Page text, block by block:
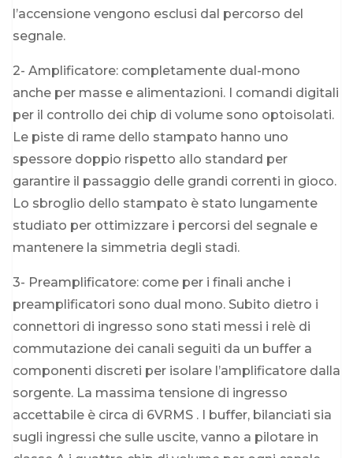
l’accensione vengono esclusi dal percorso del
segnale.
2- Amplificatore: completamente dual-mono
anche per masse e alimentazioni. I comandi digitali
per il controllo dei chip di volume sono optoisolati.
Le piste di rame dello stampato hanno uno
spessore doppio rispetto allo standard per
garantire il passaggio delle grandi correnti in gioco.
Lo sbroglio dello stampato è stato lungamente
studiato per ottimizzare i percorsi del segnale e
mantenere la simmetria degli stadi.
3- Preamplificatore: come per i finali anche i
preamplificatori sono dual mono. Subito dietro i
connettori di ingresso sono stati messi i relè di
commutazione dei canali seguiti da un buffer a
componenti discreti per isolare l’amplificatore dalla
sorgente. La massima tensione di ingresso
accettabile è circa di 6VRMS . I buffer, bilanciati sia
sugli ingressi che sulle uscite, vanno a pilotare in